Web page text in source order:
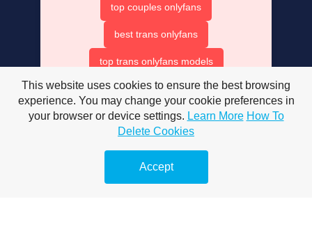
top couples onlyfans
best trans onlyfans
top trans onlyfans models
beat trans onlyfans
onlyfans top couples
trans onlyfans accounts
This website uses cookies to ensure the best browsing
experience. You may change your cookie preferences in
your browser or device settings. Learn More How To
Delete Cookies
Accept